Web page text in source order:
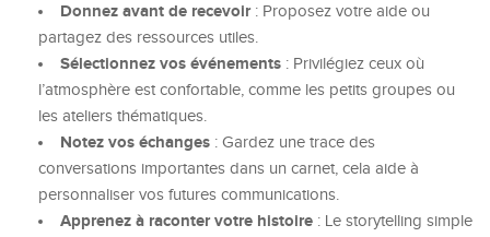
Donnez avant de recevoir: Proposez votre aide ou
partagez des ressources utiles.
Sélectionnez vos événements : Privilégiez ceux où
l’atmosphère est confortable, comme les petits groupes ou
les ateliers thématiques.
Notez vos échanges : Gardez une trace des
conversations importantes dans un carnet, cela aide à
personnaliser vos futures communications.
Apprenez à raconter votre histoire : Le storytelling simple